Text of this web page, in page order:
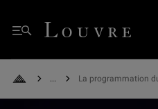
Menu
Louvre - Retour à l'accueil
Retour à l'accueil
See all breadcrumbs
La programmation